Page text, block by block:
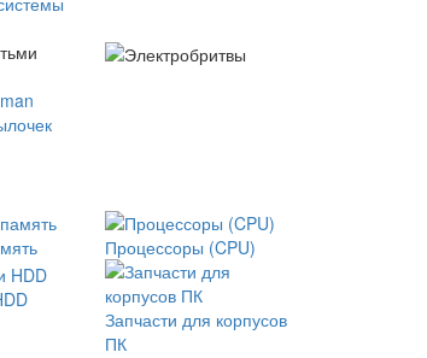
Процессоры (CPU)
Запчасти для корпусов
ПК